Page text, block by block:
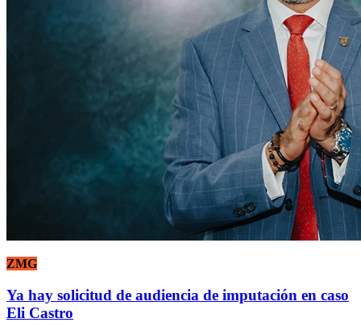
ZMG
Ya hay solicitud de audiencia de imputación en caso
Eli Castro